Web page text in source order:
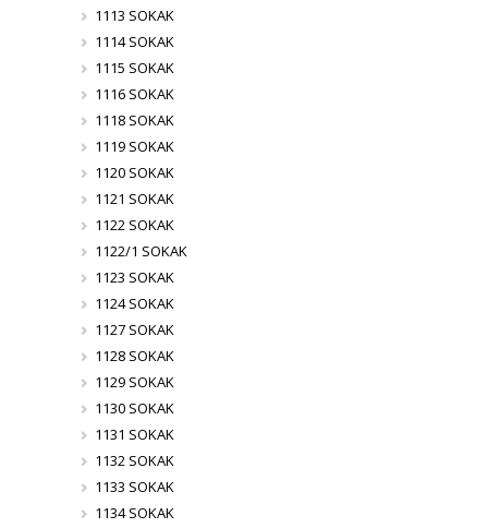
1113 SOKAK
1114 SOKAK
1115 SOKAK
1116 SOKAK
1118 SOKAK
1119 SOKAK
1120 SOKAK
1121 SOKAK
1122 SOKAK
1122/1 SOKAK
1123 SOKAK
1124 SOKAK
1127 SOKAK
1128 SOKAK
1129 SOKAK
1130 SOKAK
1131 SOKAK
1132 SOKAK
1133 SOKAK
1134 SOKAK